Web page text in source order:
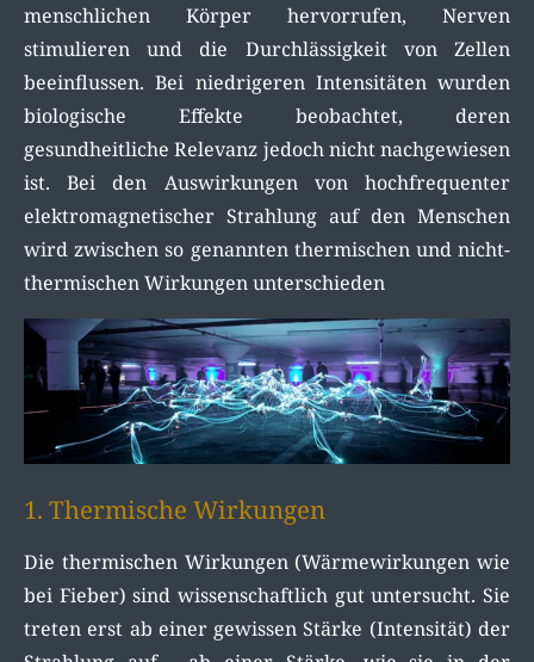
menschlichen Körper hervorrufen, Nerven
stimulieren und die Durchlässigkeit von Zellen
beeinflussen. Bei niedrigeren Intensitäten wurden
biologische Effekte beobachtet, deren
gesundheitliche Relevanz jedoch nicht nachgewiesen
ist. Bei den Auswirkungen von hochfrequenter
elektromagnetischer Strahlung auf den Menschen
wird zwischen so genannten thermischen und nicht-
thermischen Wirkungen unterschieden
1. Thermische Wirkungen
Die thermischen Wirkungen (Wärmewirkungen wie
bei Fieber) sind wissenschaftlich gut untersucht. Sie
treten erst ab einer gewissen Stärke (Intensität) der